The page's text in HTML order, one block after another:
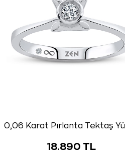
0,06 Karat Pırlanta Tektaş
18.890 TL